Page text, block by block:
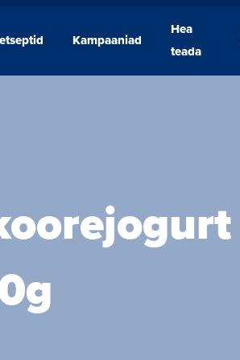
Kampaaniad
Hea
teada
Kampaaniad
teada